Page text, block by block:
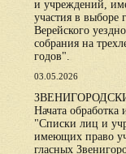
и учреждений,
участия в выборе
Верейского
собрания на
годов".
03.05.2026
Начата обработка
"Списки лиц и
имеющих право
гласных